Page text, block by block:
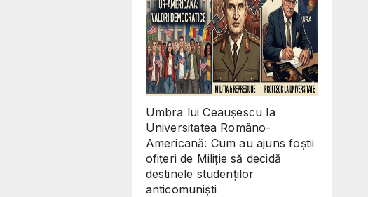
Umbra lui Ceaușescu la
Universitatea Româno-
Americană: Cum au ajuns foștii
ofițeri de Miliție să decidă
destinele studenților
anticomuniști